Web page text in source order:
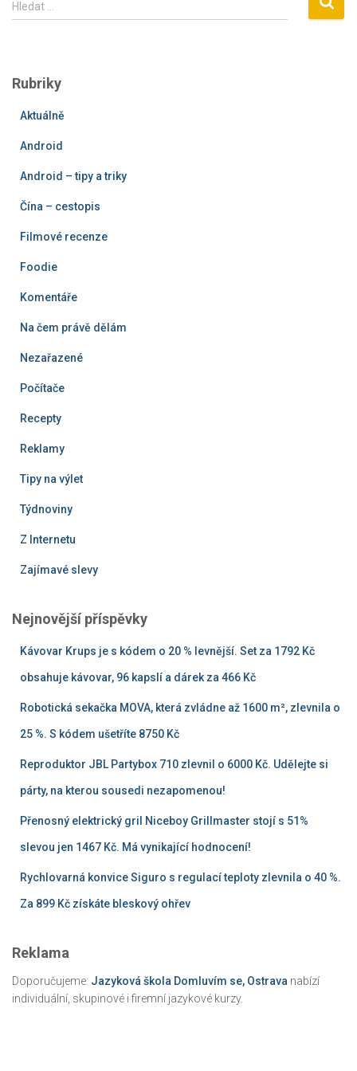
y
d
Hledat …
Rubriky
Aktuálně
Android
Android – tipy a triky
Čína – cestopis
Filmové recenze
Foodie
Komentáře
Na čem právě dělám
Nezařazené
Počítače
Recepty
Reklamy
Tipy na výlet
Týdnoviny
Z Internetu
Zajímavé slevy
Nejnovější příspěvky
Kávovar Krups je s kódem o 20 % levnější. Set za 1792 Kč
obsahuje kávovar, 96 kapslí a dárek za 466 Kč
Robotická sekačka MOVA, která zvládne až 1600 m², zlevnila o
25 %. S kódem ušetříte 8750 Kč
Reproduktor JBL Partybox 710 zlevnil o 6000 Kč. Udělejte si
párty, na kterou sousedi nezapomenou!
Přenosný elektrický gril Niceboy Grillmaster stojí s 51%
slevou jen 1467 Kč. Má vynikající hodnocení!
Rychlovarná konvice Siguro s regulací teploty zlevnila o 40 %.
Za 899 Kč získáte bleskový ohřev
Reklama
Doporučujeme: Jazyková škola Domluvím se, Ostrava nabízí
individuální, skupinové i firemní jazykové kurzy.